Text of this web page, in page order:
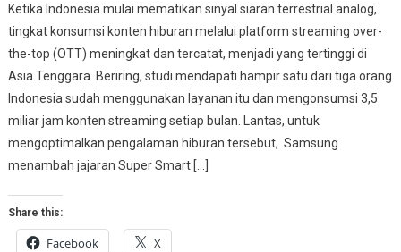
Ketika Indonesia mulai mematikan sinyal siaran terrestrial analog,
tingkat konsumsi konten hiburan melalui platform streaming over-
the-top (OTT) meningkat dan tercatat, menjadi yang tertinggi di
Asia Tenggara. Beriring, studi mendapati hampir satu dari tiga orang
Indonesia sudah menggunakan layanan itu dan mengonsumsi 3,5
miliar jam konten streaming setiap bulan. Lantas, untuk
mengoptimalkan pengalaman hiburan tersebut, Samsung
menambah jajaran Super Smart […]
Share this:
Facebook X